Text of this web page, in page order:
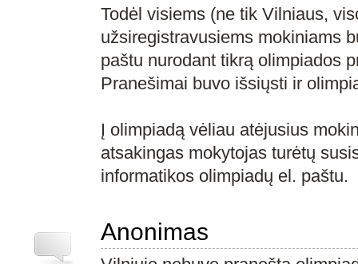
Todėl visiems (ne tik Vilniaus,
užsiregistravusiems mokiniams
paštu nurodant tikrą olimpiados
Pranešimai buvo išsiųsti ir
Į olimpiadą vėliau atėjusius
atsakingas mokytojas turėtų
informatikos olimpiadų el. paštu.
Anonimas